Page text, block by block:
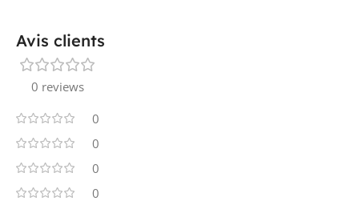
Avis clients
0 reviews
0
0
0
0